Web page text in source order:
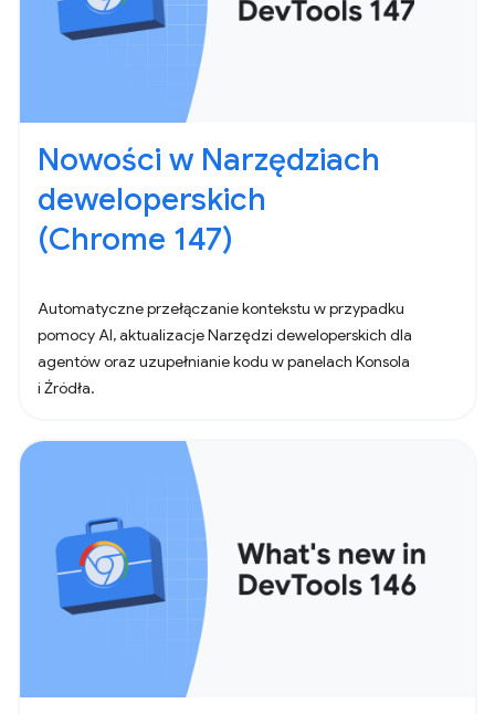
Nowości w Narzędziach
deweloperskich
(Chrome 147)
Automatyczne przełączanie kontekstu w przypadku
pomocy AI, aktualizacje Narzędzi deweloperskich dla
agentów oraz uzupełnianie kodu w panelach Konsola
i Źródła.